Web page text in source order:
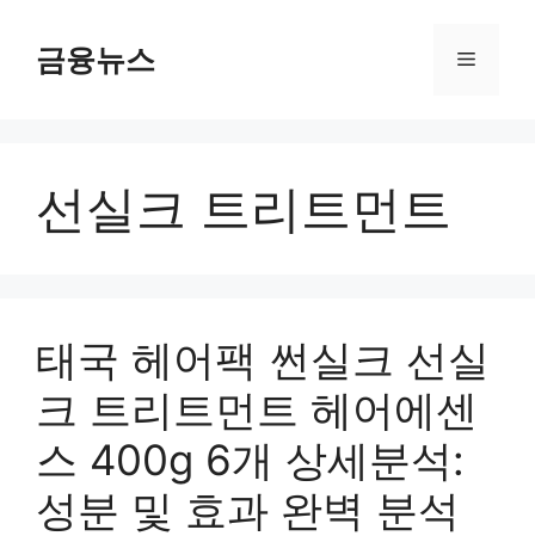
금융뉴스 메
선실크 트리트먼트
태국 헤어팩 썬실크 선실
크 트리트먼트 헤어에센
스 400g 6개 상세분석:
성분 및 효과 완벽 분석